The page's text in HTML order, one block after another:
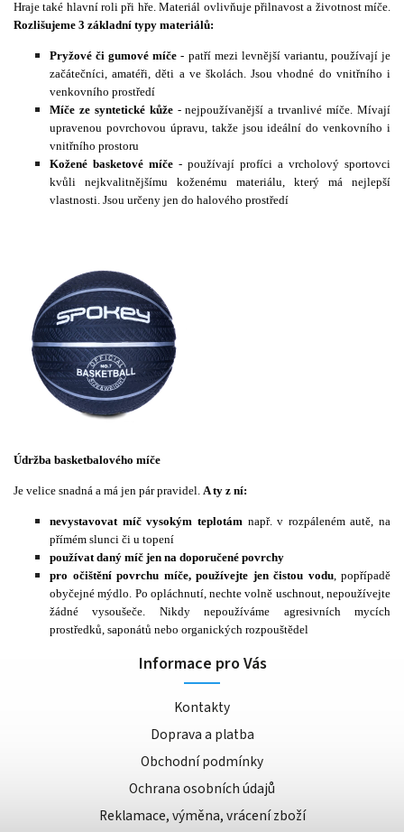
Hraje také hlavní roli při hře. Materiál ovlivňuje přilnavost a životnost míče.
Rozlišujeme 3 základní typy materiálů:
Pryžové či gumové míče - patří mezi levnější variantu, používají je
začátečníci, amatéři, děti a ve školách. Jsou vhodné do vnitřního i
venkovního prostředí
Míče ze syntetické kůže- nejpoužívanější a trvanlivé míče. Mívají
upravenou povrchovou úpravu, takže jsou ideální do venkovního i
vnitřního prostoru
Kožené basketové míče - používají profíci a vrcholový sportovci
kvůli nejkvalitnějšímu koženému materiálu, který má nejlepší
vlastnosti. Jsou určeny jen do halového prostředí
Údržba basketbalového míče
Je velice snadná a má jen pár pravidel. A ty z ní:
nevystavovat míč vysokým teplotámnapř. v rozpáleném autě, na
přímém slunci či u topení
používat daný míč jen na doporučené povrchy
pro očištění povrchu míče, používejte jen čistou vodu, popřípadě
obyčejné mýdlo. Po opláchnutí, nechte volně uschnout, nepoužívejte
žádné vysoušeče. Nikdy nepoužíváme agresivních mycích
prostředků, saponátů nebo organických rozpouštědel
Informace pro Vás
Kontakty
Doprava a platba
Obchodní podmínky
Ochrana osobních údajů
Reklamace, výměna, vrácení zboží